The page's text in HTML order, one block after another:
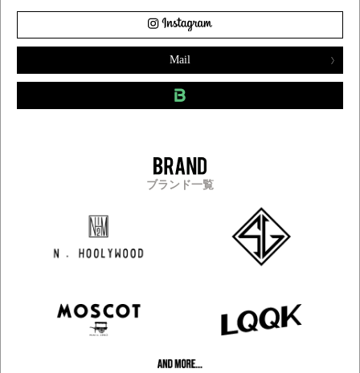
Mail
ブランド一覧